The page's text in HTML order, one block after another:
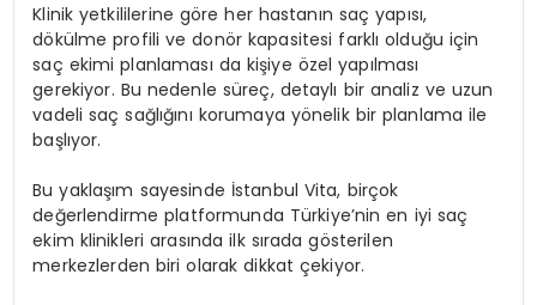
Klinik yetkililerine göre her hastanın saç yapısı,
dökülme profili ve donör kapasitesi farklı olduğu için
saç ekimi planlaması da kişiye özel yapılması
gerekiyor. Bu nedenle süreç, detaylı bir analiz ve uzun
vadeli saç sağlığını korumaya yönelik bir planlama ile
başlıyor.
Bu yaklaşım sayesinde İstanbul Vita, birçok
değerlendirme platformunda Türkiye’nin en iyi saç
ekim klinikleri arasında ilk sırada gösterilen
merkezlerden biri olarak dikkat çekiyor.